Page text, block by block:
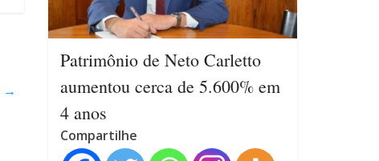
→
Patrimônio de Neto Carletto
aumentou cerca de 5.600% em
4 anos
Compartilhe